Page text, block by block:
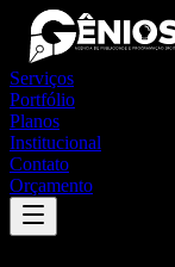
Serviços
Portfólio
Planos
Institucional
Contato
Orçamento